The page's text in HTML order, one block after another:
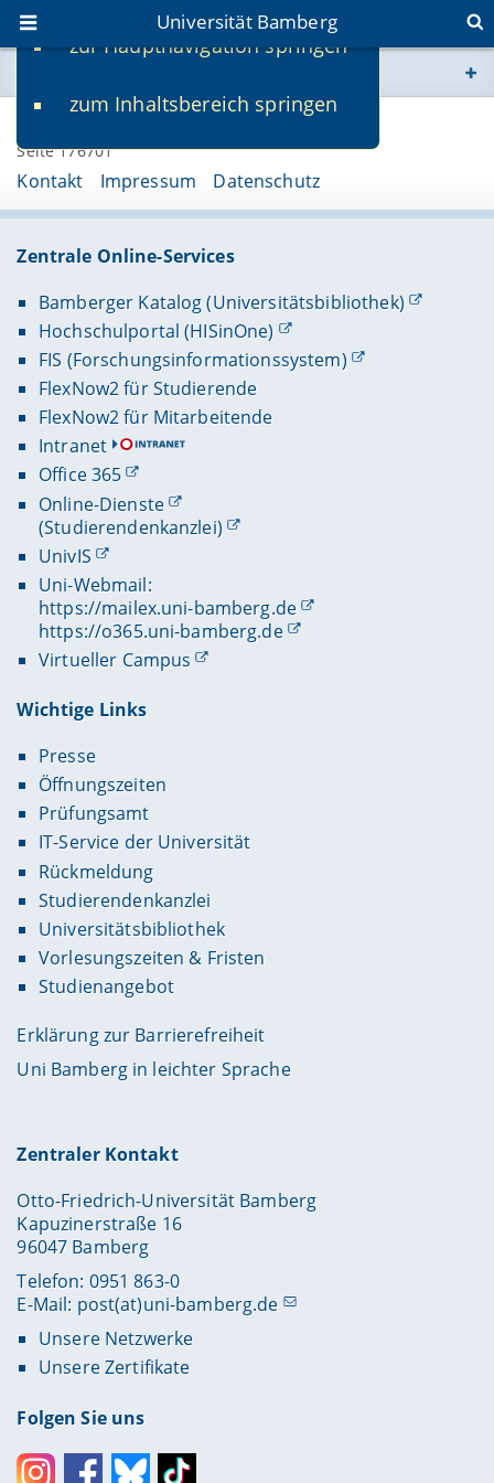
zur Hauptnavigation springen
zum Inhaltsbereich springen
Universität Bamberg
www.uni-bamberg.de
univis.uni-bamberg.de
Seite 176701
Kontakt Impressum Datenschutz
Zentrale Online-Services
Bamberger Katalog (Universitätsbibliothek)
Hochschulportal (HISinOne)
FIS (Forschungsinformationssystem)
FlexNow2 für Studierende
FlexNow2 für Mitarbeitende
Intranet
Office 365
Online-Dienste
(Studierendenkanzlei)
UnivIS
Uni-Webmail:
https://mailex.uni-bamberg.de
https://o365.uni-bamberg.de
Virtueller Campus
Wichtige Links
Presse
Öffnungszeiten
Prüfungsamt
IT-Service der Universität
Rückmeldung
Studierendenkanzlei
Universitätsbibliothek
Vorlesungszeiten & Fristen
Studienangebot
Erklärung zur Barrierefreiheit
Uni Bamberg in leichter Sprache
Zentraler Kontakt
Otto-Friedrich-Universität Bamberg
Kapuzinerstraße 16
96047 Bamberg
Telefon: 0951 863-0
E-Mail: post(at)uni-bamberg.de
Unsere Netzwerke
Unsere Zertifikate
Folgen Sie uns